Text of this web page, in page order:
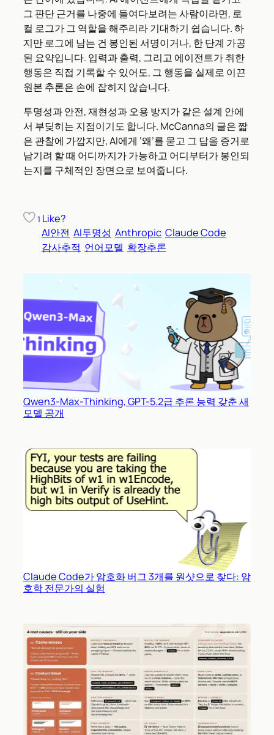
그 판단 근거를 나중에 들여다보려는 사람이라면, 로
컬 로그가 그 역할을 해주리라 기대하기 쉽습니다. 하
지만 로그에 남는 건 봉인된 서명이거나, 한 단계 가공
된 요약입니다. 입력과 출력, 그리고 에이전트가 취한
행동은 직접 기록할 수 있어도, 그 행동을 실제로 이끈
원본 추론은 손에 잡히지 않습니다.
투명성과 안전, 재현성과 오용 방지가 같은 설계 안에
서 부딪히는 지점이기도 합니다. McCanna의 글은 짧
은 관찰에 가깝지만, AI에게 ‘왜’를 묻고 그 답을 증거로
남기려 할 때 어디까지가 가능하고 어디부터가 봉인되
는지를 구체적인 장면으로 보여줍니다.
1 Like?
AI안전 AI투명성 Anthropic Claude Code
감사추적 언어모델 확장추론
Qwen3-Max-Thinking, GPT-5.2급 추론 능력 갖춘 새
모델 공개
Claude Code가 암호화 버그 3개를 원샷으로 찾다: 암
호학 전문가의 실험